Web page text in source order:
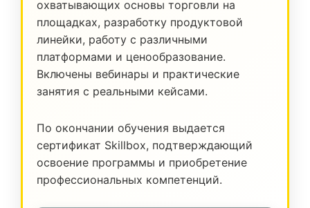
охватывающих основы торговли на
площадках, разработку продуктовой
линейки, работу с различными
платформами и ценообразование.
Включены вебинары и практические
занятия с реальными кейсами.
По окончании обучения выдается
сертификат Skillbox, подтверждающий
освоение программы и приобретение
профессиональных компетенций.